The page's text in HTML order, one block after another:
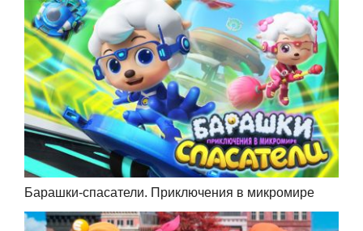
Барашки-спасатели. Приключения в микромире